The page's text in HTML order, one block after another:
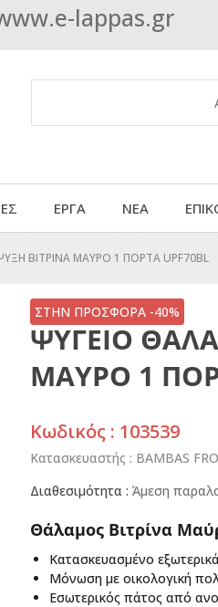
e-lappas.gr
ΕΡΓΑ ΝΕΑ
ΒΙΤΡΙΝΑ ΜΑΥΡΟ 1 ΠΟΡΤΑ UPF70BL
ΣΤΗΝ ΠΡΟΣΦΟΡΑ -40%
ΨΥΓΕΙΟ
ΜΑΥΡΟ 1
Κωδικός : 103539
Κατασκευαστής : BAMBAS
Διαθεσιμότητα : Άμεση
Θάλαμος Βιτρίνα
Κατασκευασμένο
Μόνωση με οικολογική
Εσωτερικός πάτος από